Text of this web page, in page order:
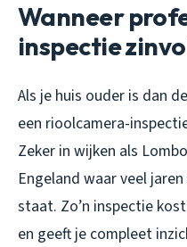
Wanneer
inspectie
Als je huis ouder is dan
een rioolcamera-
Zeker in wijken als
Engeland waar veel
staat. Zo’n inspectie
en geeft je compleet